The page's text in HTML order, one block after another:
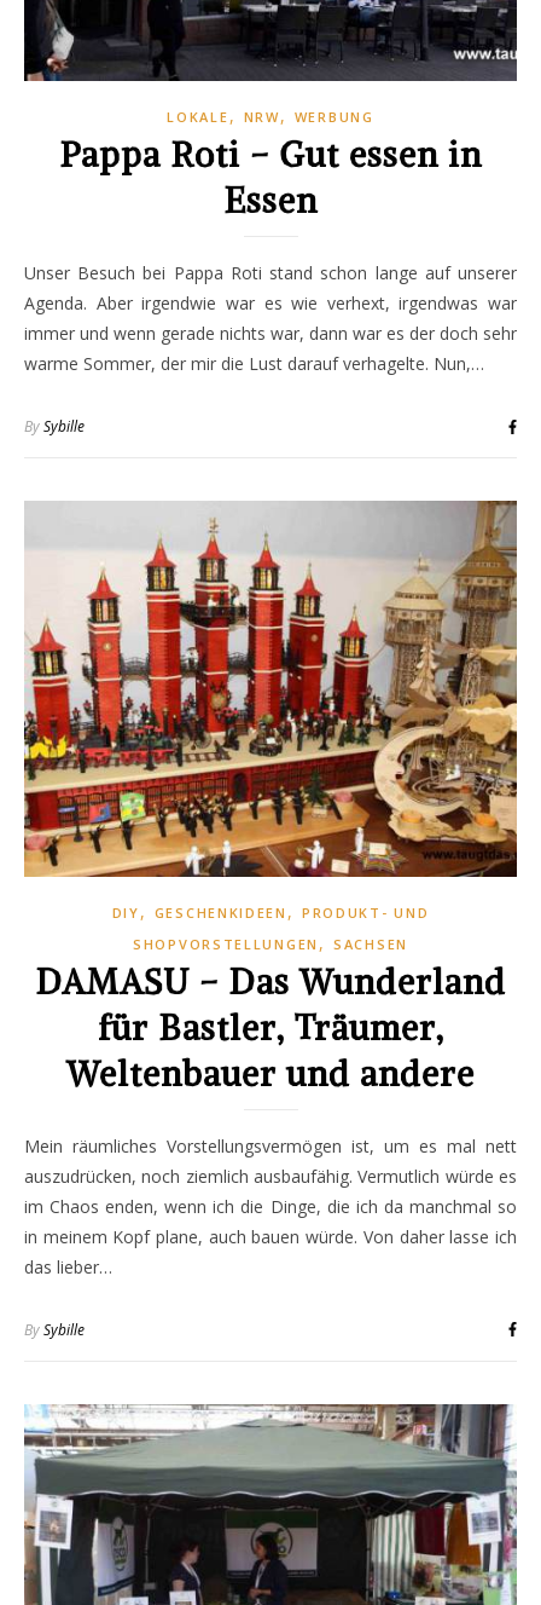
LOKALE , NRW, WERBUNG
Pappa Roti – Gut essen in
Essen
Unser Besuch bei Pappa Roti stand schon lange auf unserer
Agenda. Aber irgendwie war es wie verhext, irgendwas war
immer und wenn gerade nichts war, dann war es der doch sehr
warme Sommer, der mir die Lust darauf verhagelte. Nun,…
BySybille
DIY , GESCHENKIDEEN , PRODUKT- UND
SHOPVORSTELLUNGEN , SACHSEN
DAMASU – Das Wunderland
für Bastler, Träumer,
Weltenbauer und andere
Mein räumliches Vorstellungsvermögen ist, um es mal nett
auszudrücken, noch ziemlich ausbaufähig. Vermutlich würde es
im Chaos enden, wenn ich die Dinge, die ich da manchmal so
in meinem Kopf plane, auch bauen würde. Von daher lasse ich
das lieber…
BySybille